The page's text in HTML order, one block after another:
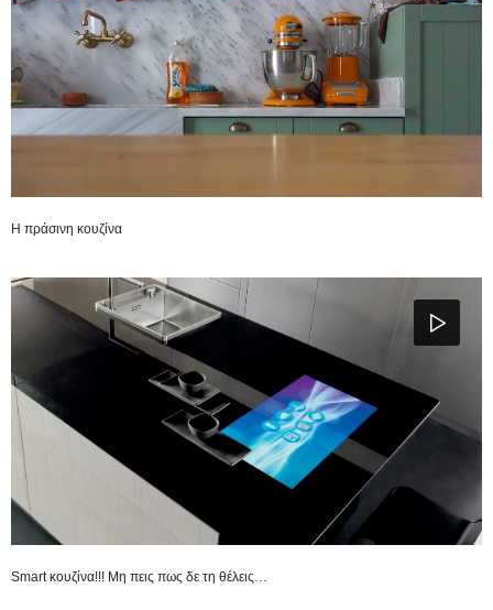
H πράσινη κουζίνα
Smart κουζίνα!!! Μη πεις πως δε τη θέλεις…